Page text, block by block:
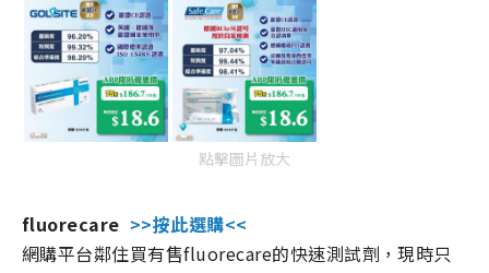
點擊圖片放大
fluorecare >>按此選購<<
網購平台鄰住買有售fluorecare的快速測試劑，現時只